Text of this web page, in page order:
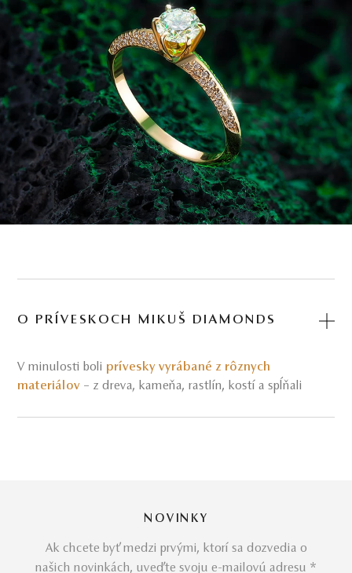
O PRÍVESKOCH MIKUŠ DIAMONDS
V minulosti boli prívesky vyrábané z rôznych
materiálov – z dreva, kameňa, rastlín, kostí a spĺňali
ženám v rodine rovnako po celé desaťročia.
charizmatické kolekcie príveskov, ktoré tlmočia
NOVINKY
Ak chcete byť medzi prvými, ktorí sa dozvedia o
našich novinkách, uveďte svoju e-mailovú adresu *